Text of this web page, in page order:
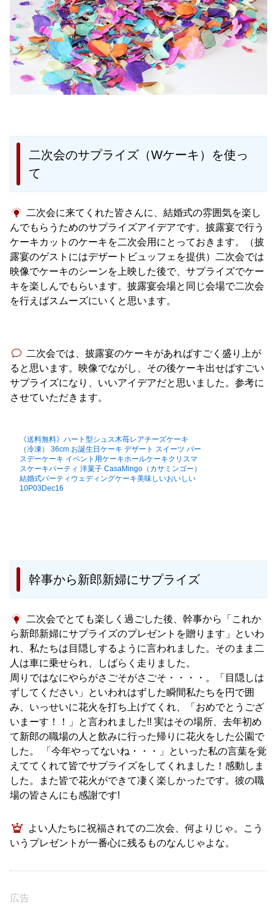
二次会のサプライズ（Wケーキ）を使っ
て
二次会に来てくれた皆さんに、結婚式の雰囲気を楽し
んでもらうためのサプライズアイデアです。披露宴で行う
ケーキカットのケーキを二次会用にとっておきます。（披
露宴のゲストにはデザートビュッフェを提供）二次会では
映像でケーキのシーンを上映した後で、サプライズでケー
キを楽しんでもらいます。披露宴会場と同じ会場で二次会
を行えばスムーズにいくと思います。
二次会では、披露宴のケーキがあればすごく盛り上が
ると思います。映像でながし、その後ケーキ出せばすごい
サプライズになり、いいアイデアだと思いました。参考に
させていただきます。
《送料無料》ハート型シュス木苺レアチーズケーキ
（冷凍） 36cm お誕生日ケーキ デザート スイーツ バー
スデーケーキ イベント用ケーキホールケーキクリスマ
スケーキパーティ 洋菓子 CasaMingo（カサミンゴー）
結婚式パーティウェディングケーキ美味しいおいしい
10P03Dec16
幹事から新郎新婦にサプライズ
二次会でとても楽しく過ごした後、幹事から「これか
ら新郎新婦にサプライズのプレゼントを贈ります」といわ
れ、私たちは目隠しするように言われました。そのまま二
人は車に乗せられ、しばらく走りました。
周りではなにやらがさごそがさごそ・・・・。「目隠しは
ずしてください」といわれはずした瞬間私たちを円で囲
み、いっせいに花火を打ち上げてくれ、「おめでとうござ
いまーす！！」と言われました!! 実はその場所、去年初め
て新郎の職場の人と飲みに行った帰りに花火をした公園で
した。 「今年やってないね・・・」といった私の言葉を覚
えててくれて皆でサプライズをしてくれました！感動しま
した。また皆で花火ができて凄く楽しかったです。彼の職
場の皆さんにも感謝です!
よい人たちに祝福されての二次会、何よりじゃ。こう
いうプレゼントが一番心に残るものなんじゃよな。
広告